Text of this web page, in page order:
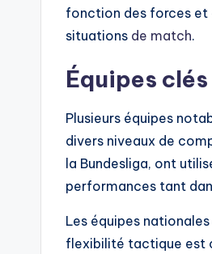
fonction des forces et
situations de match.
Équipes
Plusieurs équipes
divers niveaux de
la Bundesliga, ont
performances tant
Les équipes
flexibilité tactique est